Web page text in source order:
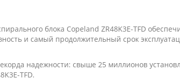
блока Copeland ZR48K3E-TFD
и самый продолжительный срок
надежности: свыше 25 миллионов
TFD.